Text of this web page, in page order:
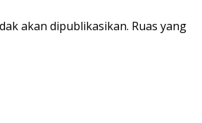
akan dipublikasikan. Ruas yang